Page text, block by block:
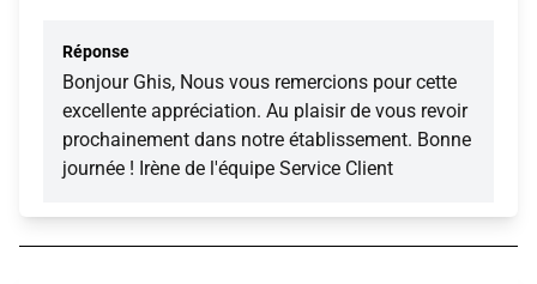
Réponse
Bonjour Ghis, Nous vous remercions pour cette
excellente appréciation. Au plaisir de vous revoir
prochainement dans notre établissement. Bonne
journée ! Irène de l'équipe Service Client